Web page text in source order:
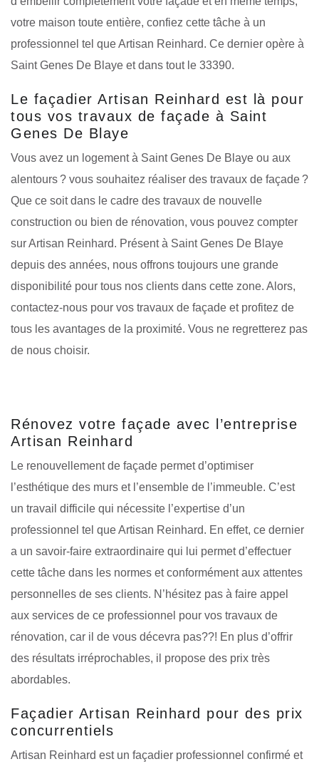
votre maison toute entière, confiez cette tâche à un
professionnel tel que Artisan Reinhard. Ce dernier opère à
Saint Genes De Blaye et dans tout le 33390.
Le façadier Artisan Reinhard est là pour
tous vos travaux de façade à Saint
Genes De Blaye
Vous avez un logement à Saint Genes De Blaye ou aux
alentours ? vous souhaitez réaliser des travaux de façade ?
Que ce soit dans le cadre des travaux de nouvelle
construction ou bien de rénovation, vous pouvez compter
sur Artisan Reinhard. Présent à Saint Genes De Blaye
depuis des années, nous offrons toujours une grande
disponibilité pour tous nos clients dans cette zone. Alors,
contactez-nous pour vos travaux de façade et profitez de
tous les avantages de la proximité. Vous ne regretterez pas
de nous choisir.
Rénovez votre façade avec l’entreprise
Artisan Reinhard
Le renouvellement de façade permet d’optimiser
l’esthétique des murs et l’ensemble de l’immeuble. C’est
un travail difficile qui nécessite l’expertise d’un
professionnel tel que Artisan Reinhard. En effet, ce dernier
a un savoir-faire extraordinaire qui lui permet d’effectuer
cette tâche dans les normes et conformément aux attentes
personnelles de ses clients. N’hésitez pas à faire appel
aux services de ce professionnel pour vos travaux de
rénovation, car il de vous décevra pas??! En plus d’offrir
des résultats irréprochables, il propose des prix très
abordables.
Façadier Artisan Reinhard pour des prix
concurrentiels
Artisan Reinhard est un façadier professionnel confirmé et